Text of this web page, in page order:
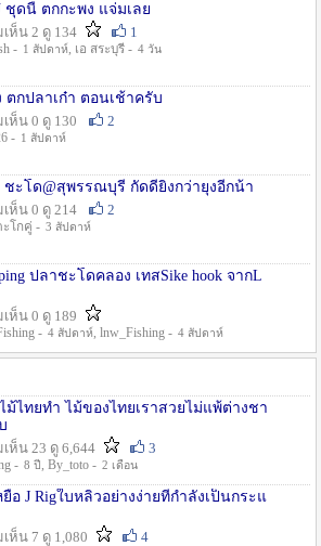
ชุดนี้ ตกกะพง แจ่มเลย
ห็น 2 ดู 134
1
- 1 สัปดาห์, เอ สระบุรี - 4 วัน
ตกปลาเก๋า ตอนเช้าครับ
ห็น 0 ดู 130
2
- 1 สัปดาห์
ะโด@สุพรรณบุรี กัดดียิ่งกว่ายุงอีกน้า
ห็น 0 ดู 214
2
ะโกคู่ - 3 สัปดาห์
ปลาชะโดคลอง เทสSike hook จากL
ห็น 0 ดู 189
- 4 สัปดาห์, lnw_Fishing - 4 สัปดาห์
ม้ไทยทำ ไม้ของไทยเราสวยไม่แพ้ต่างชา
ห็น 23 ดู 6,644
3
- 8 ปี , By_toto - 2 เดือน
ยื่อ J Rigใบหลิวอย่างง่ายที่กำลังเป็นกระแ
ห็น 7 ดู 1,080
4